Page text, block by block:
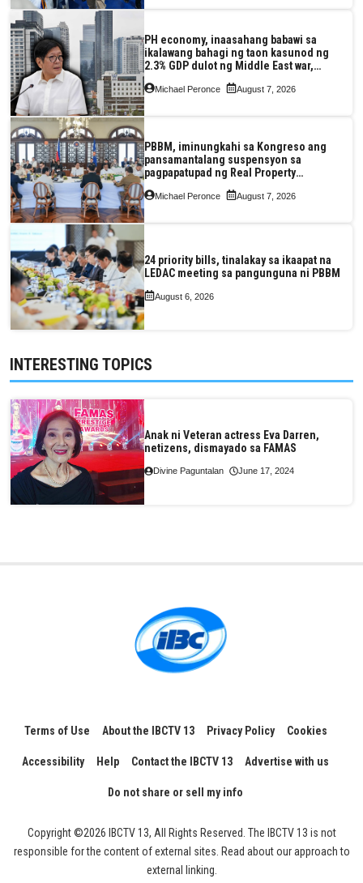
PH economy, inaasahang babawi sa
ikalawang bahagi ng taon kasunod ng
2.3% GDP dulot ng Middle East war,
pagkaantala ng public construction
Michael Peronce August 7, 2026
PBBM, iminungkahi sa Kongreso ang
pansamantalang suspensyon sa
pagpapatupad ng Real Property
Valuation and Assessment Reform Act
Michael Peronce August 7, 2026
24 priority bills, tinalakay sa ikaapat na
LEDAC meeting sa pangunguna ni PBBM
August 6, 2026
INTERESTING TOPICS
Anak ni Veteran actress Eva Darren,
netizens, dismayado sa FAMAS
Divine Paguntalan June 17, 2024
Terms of Use About the IBCTV 13 Privacy Policy Cookies
Accessibility Help Contact the IBCTV 13 Advertise with us
Do not share or sell my info
Copyright ©2026 IBCTV 13, All Rights Reserved. The IBCTV 13 is not
responsible for the content of external sites. Read about our approach to
external linking.